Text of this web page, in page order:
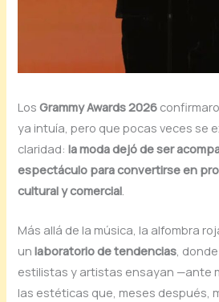
LosGrammy Awards 2026
ya intuía, pero que pocas veces se
claridad:la moda dejó de ser
espectáculo para convertirse en
cultural y comercial
Más allá de la música, la alfombra
unlaboratorio de tendencias,
estilistas y artistas ensayan —ante
las estéticas que, meses después,